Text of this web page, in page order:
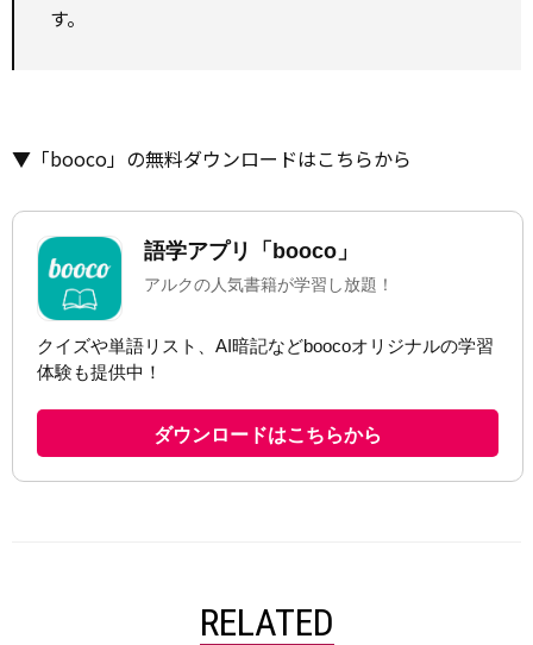
す。
▼「booco」の無料ダウンロードはこちらから
RELATED